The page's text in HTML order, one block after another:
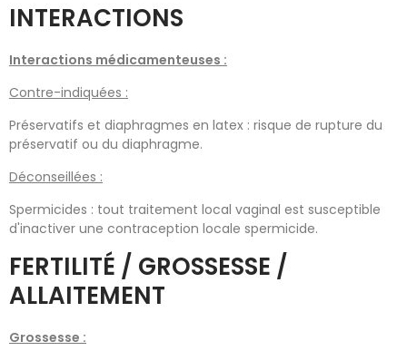
INTERACTIONS
Interactions médicamenteuses :
Contre-indiquées :
Préservatifs et diaphragmes en latex : risque de rupture du
préservatif ou du diaphragme.
Déconseillées :
Spermicides : tout traitement local vaginal est susceptible
d'inactiver une contraception locale spermicide.
FERTILITÉ / GROSSESSE /
ALLAITEMENT
Grossesse :